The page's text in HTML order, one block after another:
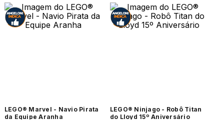
LEGO® Marvel - Navio Pirata
da Equipe Aranha
LEGO® Ninjago - Robô Titan
do Lloyd 15º Aniversário